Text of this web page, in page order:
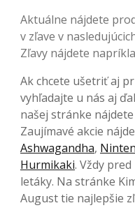
Aktuálne nájdete
v zľave v
Zľavy nájdete
Ak chcete ušetriť aj
vyhľadajte u nás aj
našej stránke
Zaujímavé akcie
Ashwagandha,
Hurmikaki. Vždy
letáky. Na stránke
August tie najlepšie